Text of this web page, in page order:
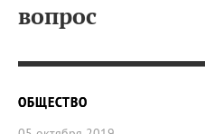
вопрос
ОБЩЕСТВО